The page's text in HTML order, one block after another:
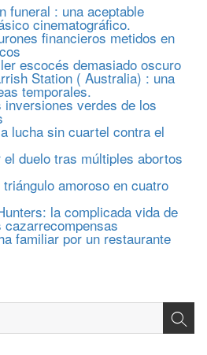
funeral : una aceptable
cinematográfico.
financieros metidos en
escocés demasiado oscuro
Station ( Australia) : una
temporales.
inversiones verdes de los
lucha sin cuartel contra el
duelo tras múltiples abortos
amoroso en cuatro
la complicada vida de
familiar por un restaurante